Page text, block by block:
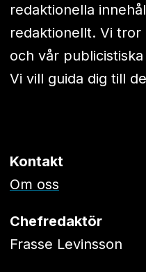
redaktionella
redaktionellt. Vi tror
och vår
Vi vill guida dig till
Kontakt
Om oss
Chefredaktör
Frasse Levinsson